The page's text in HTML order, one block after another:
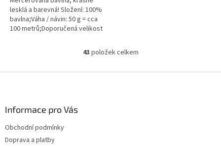
lesklá a barevná! Složení: 100%
bavlna;Váha / návin: 50 g = cca
100 metrů;Doporučená velikost
O
l
43 položek celkem
Informace pro Vás
Obchodní podmínky
Doprava a platby